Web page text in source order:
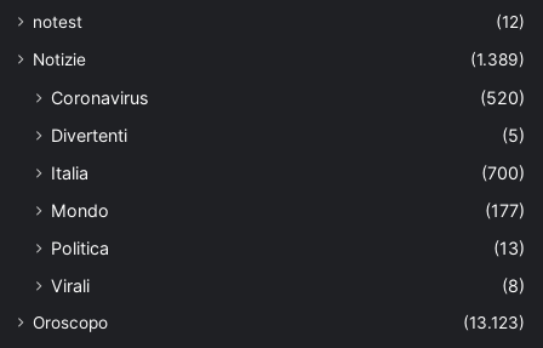
notest
(12)
Notizie
(1.389)
Coronavirus
(520)
Divertenti
(5)
Italia
(700)
Mondo
(177)
Politica
(13)
Virali
(8)
Oroscopo (13.123)